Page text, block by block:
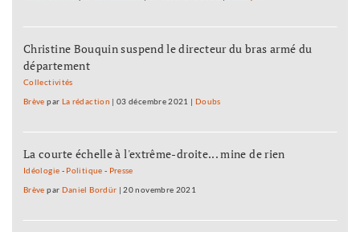
Christine Bouquin suspend le directeur du bras armé du
département
Collectivités
Brève par La rédaction |03 décembre 2021 | Doubs
La courte échelle à l'extrême-droite... mine de rien
Idéologie - Politique - Presse
Brève par Daniel Bordür |20 novembre 2021